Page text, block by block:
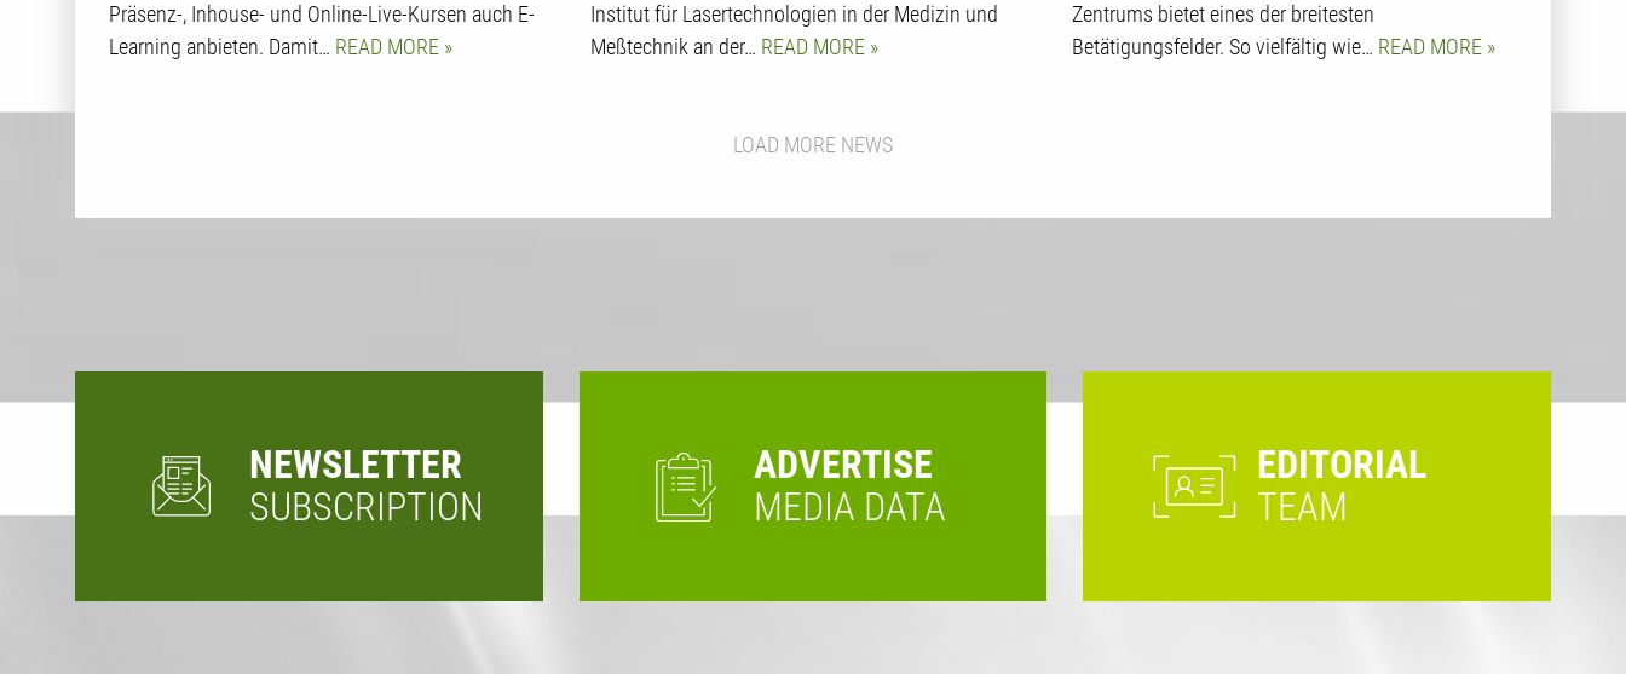
Präsenz-, Inhouse- und Online-Live-Kursen auch E-
Learning anbieten. Damit… READ MORE
Institut für Lasertechnologien in der Medizin und
Meßtechnik an der… READ MORE
Zentrums bietet eines der breitesten
Betätigungsfelder. So vielfältig wie… READ MORE
LOAD MORE NEWS
NEWSLETTER
SUBSCRIPTION
ADVERTISE
MEDIA DATA
EDITORIAL
TEAM